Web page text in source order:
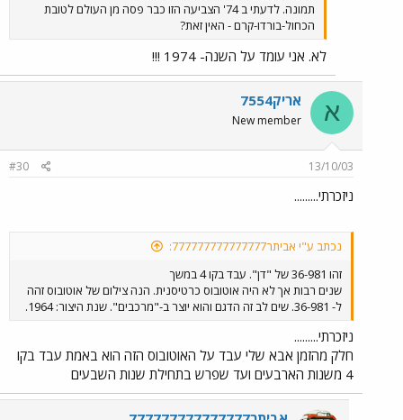
תמונה. לדעתי ב 74' הצביעה הזו כבר פסה מן העולם לטובת
הכחול-בורדו-קרם - האין זאת?
לא. אני עומד על השנה- 1974 !!!
א אריק7554
New member
13/10/03
#30
ניזכרתי.........
נכתב ע"י אביתר777777777777777:
זהו 36-981 של "דן". עבד בקו 4 במשך
שנים רבות אך לא היה אוטובוס כרטיסנית. הנה צילום של אוטובוס זהה
ל- 36-981. שים לב זה הדגם והוא יוצר ב-"מרכבים". שנת היצור: 1964.
ניזכרתי.........
חלק מהזמן אבא שלי עבד על האוטובוס הזה הוא באמת עבד בקו
4 משנות הארבעים ועד שפרש בתחילת שנות השבעים